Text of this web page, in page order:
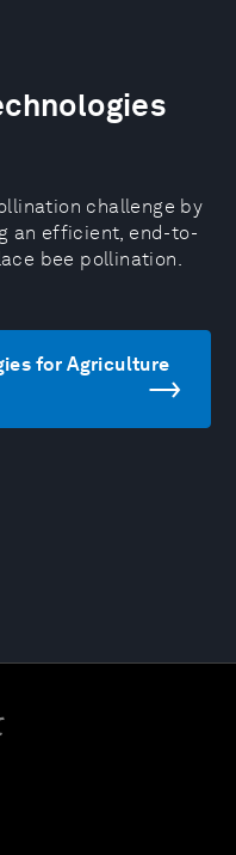
challenge by
an efficient, end-to-
bee pollination.
for Agriculture